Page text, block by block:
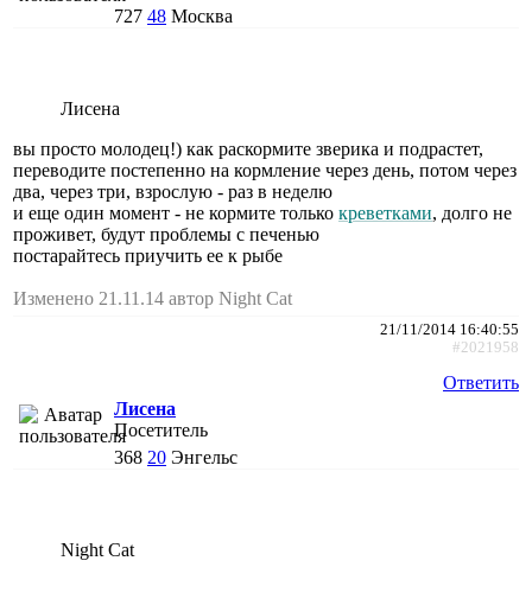
727 48 Москва
Лисена
вы просто молодец!) как раскормите зверика и подрастет,
переводите постепенно на кормление через день, потом через
два, через три, взрослую - раз в неделю
и еще один момент - не кормите только креветками, долго не
проживет, будут проблемы с печенью
постарайтесь приучить ее к рыбе
Изменено 21.11.14 автор Night Cat
21/11/2014 16:40:55
#2021958
Ответить
Лисена
Посетитель
368 20 Энгельс
Night Cat